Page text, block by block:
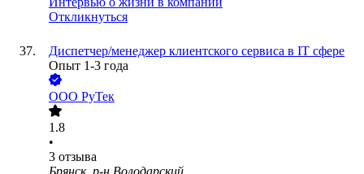
Откликнуться
Диспетчер/менеджер клиентского сервиса в IT сфере
Опыт 1-3 года
ООО РуТек
1.8
•
3 отзыва